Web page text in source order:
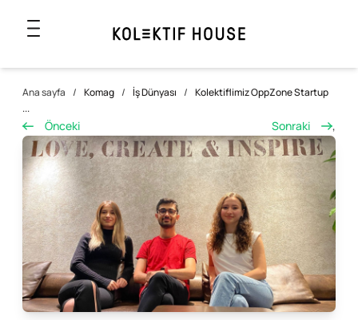
Ana sayfa / Komag / İş Dünyası / Kolektiflimiz OppZone Startup
...
Önceki Sonraki ,